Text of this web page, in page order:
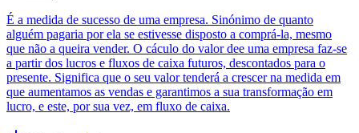
É a medida de sucesso de uma empresa. Sinónimo de quanto
alguém pagaria por ela se estivesse disposto a comprá-la, mesmo
que não a queira vender. O cáculo do valor dee uma empresa faz-se
a partir dos lucros e fluxos de caixa futuros, descontados para o
presente. Significa que o seu valor tenderá a crescer na medida em
que aumentamos as vendas e garantimos a sua transformação em
lucro, e este, por sua vez, em fluxo de caixa.